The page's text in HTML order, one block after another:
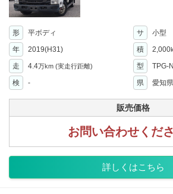
形 平ボディ サ
小型
年
2019(H31) 積 2,000
走 4.4万km (実走行距離) 型
TPG-
検
- 県 愛知県
販売価格
お問い合わせくださ
詳しくはこちら